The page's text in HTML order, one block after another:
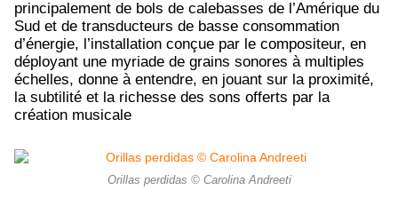
principalement de bols de calebasses de l’Amérique du
Sud et de transducteurs de basse consommation
d’énergie, l’installation conçue par le compositeur, en
déployant une myriade de grains sonores à multiples
échelles, donne à entendre, en jouant sur la proximité,
la subtilité et la richesse des sons offerts par la
création musicale
Orillas perdidas © Carolina Andreeti